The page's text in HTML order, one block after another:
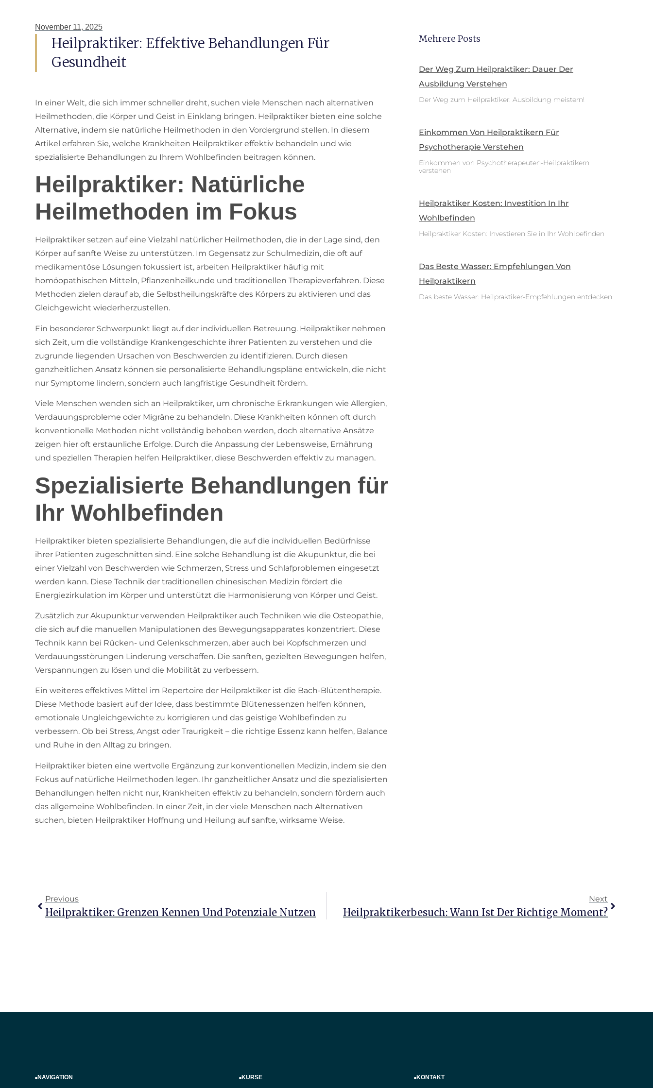
November 11, 2025
Heilpraktiker: Effektive Behandlungen Für
Gesundheit
In einer Welt, die sich immer schneller dreht, suchen viele Menschen nach alternativen
Heilmethoden, die Körper und Geist in Einklang bringen. Heilpraktiker bieten eine solche
Alternative, indem sie natürliche Heilmethoden in den Vordergrund stellen. In diesem
Artikel erfahren Sie, welche Krankheiten Heilpraktiker effektiv behandeln und wie
spezialisierte Behandlungen zu Ihrem Wohlbefinden beitragen können.
Heilpraktiker: Natürliche
Heilmethoden im Fokus
Heilpraktiker setzen auf eine Vielzahl natürlicher Heilmethoden, die in der Lage sind, den
Körper auf sanfte Weise zu unterstützen. Im Gegensatz zur Schulmedizin, die oft auf
medikamentöse Lösungen fokussiert ist, arbeiten Heilpraktiker häufig mit
homöopathischen Mitteln, Pflanzenheilkunde und traditionellen Therapieverfahren. Diese
Methoden zielen darauf ab, die Selbstheilungskräfte des Körpers zu aktivieren und das
Gleichgewicht wiederherzustellen.
Ein besonderer Schwerpunkt liegt auf der individuellen Betreuung. Heilpraktiker nehmen
sich Zeit, um die vollständige Krankengeschichte ihrer Patienten zu verstehen und die
zugrunde liegenden Ursachen von Beschwerden zu identifizieren. Durch diesen
ganzheitlichen Ansatz können sie personalisierte Behandlungspläne entwickeln, die nicht
nur Symptome lindern, sondern auch langfristige Gesundheit fördern.
Viele Menschen wenden sich an Heilpraktiker, um chronische Erkrankungen wie Allergien,
Verdauungsprobleme oder Migräne zu behandeln. Diese Krankheiten können oft durch
konventionelle Methoden nicht vollständig behoben werden, doch alternative Ansätze
zeigen hier oft erstaunliche Erfolge. Durch die Anpassung der Lebensweise, Ernährung
und speziellen Therapien helfen Heilpraktiker, diese Beschwerden effektiv zu managen.
Spezialisierte Behandlungen für
Ihr Wohlbefinden
Heilpraktiker bieten spezialisierte Behandlungen, die auf die individuellen Bedürfnisse
ihrer Patienten zugeschnitten sind. Eine solche Behandlung ist die Akupunktur, die bei
einer Vielzahl von Beschwerden wie Schmerzen, Stress und Schlafproblemen eingesetzt
werden kann. Diese Technik der traditionellen chinesischen Medizin fördert die
Energiezirkulation im Körper und unterstützt die Harmonisierung von Körper und Geist.
Zusätzlich zur Akupunktur verwenden Heilpraktiker auch Techniken wie die Osteopathie,
die sich auf die manuellen Manipulationen des Bewegungsapparates konzentriert. Diese
Technik kann bei Rücken- und Gelenkschmerzen, aber auch bei Kopfschmerzen und
Verdauungsstörungen Linderung verschaffen. Die sanften, gezielten Bewegungen helfen,
Verspannungen zu lösen und die Mobilität zu verbessern.
Ein weiteres effektives Mittel im Repertoire der Heilpraktiker ist die Bach-Blütentherapie.
Diese Methode basiert auf der Idee, dass bestimmte Blütenessenzen helfen können,
emotionale Ungleichgewichte zu korrigieren und das geistige Wohlbefinden zu
verbessern. Ob bei Stress, Angst oder Traurigkeit – die richtige Essenz kann helfen, Balance
und Ruhe in den Alltag zu bringen.
Heilpraktiker bieten eine wertvolle Ergänzung zur konventionellen Medizin, indem sie den
Fokus auf natürliche Heilmethoden legen. Ihr ganzheitlicher Ansatz und die spezialisierten
Behandlungen helfen nicht nur, Krankheiten effektiv zu behandeln, sondern fördern auch
das allgemeine Wohlbefinden. In einer Zeit, in der viele Menschen nach Alternativen
suchen, bieten Heilpraktiker Hoffnung und Heilung auf sanfte, wirksame Weise.
Mehrere Posts
Der Weg Zum Heilpraktiker: Dauer Der
Ausbildung Verstehen
Der Weg zum Heilpraktiker: Ausbildung meistern!
Einkommen Von Heilpraktikern Für
Psychotherapie Verstehen
Einkommen von Psychotherapeuten-Heilpraktikern
verstehen
Heilpraktiker Kosten: Investition In Ihr
Wohlbefinden
Heilpraktiker Kosten: Investieren Sie in Ihr Wohlbefinden
Das Beste Wasser: Empfehlungen Von
Heilpraktikern
Das beste Wasser: Heilpraktiker-Empfehlungen entdecken
Previous
Heilpraktiker: Grenzen Kennen Und Potenziale Nutzen
Next
Heilpraktikerbesuch: Wann Ist Der Richtige Moment?
NAVIGATION KURSE KONTAKT